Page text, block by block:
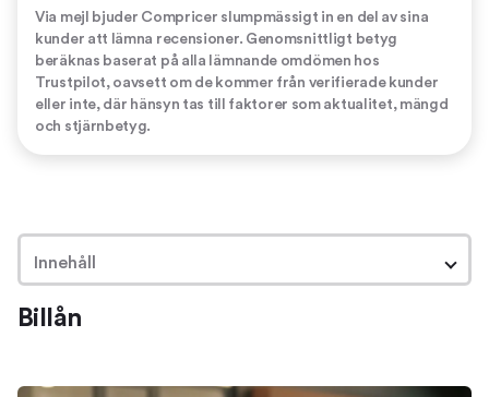
Via mejl bjuder Compricer slumpmässigt in en del av sina
kunder att lämna recensioner. Genomsnittligt betyg
beräknas baserat på alla lämnande omdömen hos
Trustpilot, oavsett om de kommer från verifierade kunder
eller inte, där hänsyn tas till faktorer som aktualitet, mängd
och stjärnbetyg.
Innehåll
Billån
Billån